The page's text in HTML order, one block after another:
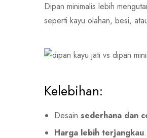
Dipan minimalis lebih
seperti kayu olahan, besi,
Kelebihan:
Desain sederhana dan
Harga lebih terjangkau.